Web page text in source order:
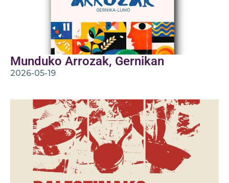
Munduko Arrozak, Gernikan
2026-05-19